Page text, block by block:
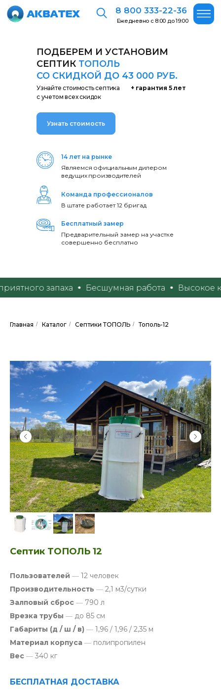
8 800 333-22-36
Ежедневно с 8:00 до 19:00
ПОДБЕРЕМ И УСТАНОВИМ
СЕПТИК ТОПОЛЬ
СО СКИДКОЙ ДО 43 000 РУБ.
+ гарантия 5 лет
14 лет на рынке
Узнайте стоимость септика
с учетом всех скидок
Команда профессионалов
Являемся официальным дилером
ведущих производителей
Бесплатный замер
В штате работает 12 бригад
Предварительный замер на участке
совершенно бесплатно
Узнать стоимость
запаха Бесшумная работа Высокое
Главная / Каталог / Септики ТОПОЛЬ / Тополь-12
Септик ТОПОЛЬ 12
Пользователей — 12 человек
Производительность — 2,1 м3/сутки
Залповый сброс — 790 л
Врезка трубы — до 85 см
Габариты (д / ш / в) — 1,96 / 1,96 / 2,35 м
Материал корпуса — полипропилен
Вес — 340 кг
БЕСПЛАТНАЯ ДОСТАВКА